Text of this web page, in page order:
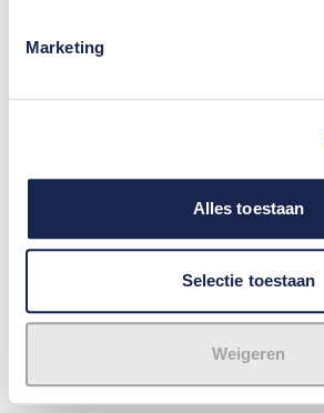
Marketing
Alles toestaan
Selectie toestaan
Weigeren